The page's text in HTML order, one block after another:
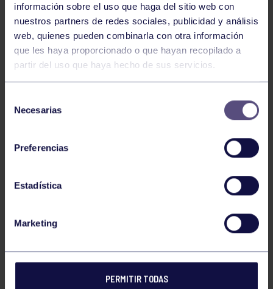
información sobre el uso que haga del sitio web con
nuestros partners de redes sociales, publicidad y análisis
web, quienes pueden combinarla con otra información
que les haya proporcionado o que hayan recopilado a
partir del uso que haya hecho de sus servicios.
Necesarias
Preferencias
Estadística
Marketing
PERMITIR TODAS
El equipo infantil de nuestra entidad se desplazó a
Pontevedra para disputar el Campeonato de España